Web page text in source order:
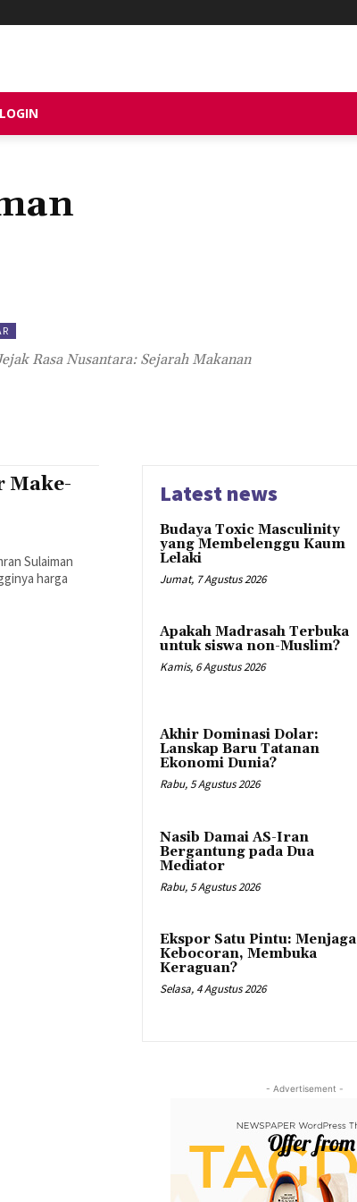
LOGIN
Rasa Nusantara: Sejarah Makanan
Make-
Sulaiman
harga
Latest news
Budaya Toxic Masculinity
yang Membelenggu Kaum
Lelaki
Jumat, 7 Agustus 2026
Apakah Madrasah Terbuka
untuk siswa non-Muslim?
Kamis, 6 Agustus 2026
Akhir Dominasi Dolar:
Lanskap Baru Tatanan
Ekonomi Dunia?
Rabu, 5 Agustus 2026
Nasib Damai AS-Iran
Bergantung pada Dua
Mediator
Rabu, 5 Agustus 2026
Ekspor Satu Pintu: Menjaga
Kebocoran, Membuka
Keraguan?
Selasa, 4 Agustus 2026
- Advertisement -